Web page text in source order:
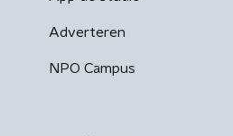
Adverteren
NPO Campus